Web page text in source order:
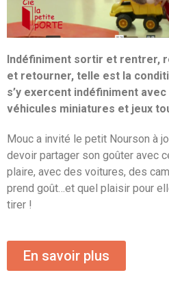
Indéfiniment sortir et rentrer,
et retourner, telle est la
s’y exercent indéfiniment
véhicules miniatures et jeux
Mouc a invité le petit Nourson à
devoir partager son goûter avec
plaire, avec des voitures, des
prend goût…et quel plaisir pour
tirer !
En savoir plus